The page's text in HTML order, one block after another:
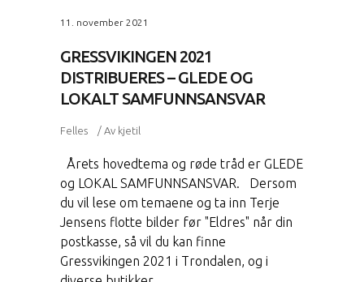
11. november 2021
GRESSVIKINGEN 2021
DISTRIBUERES – GLEDE OG
LOKALT SAMFUNNSANSVAR
Felles Av kjetil
Årets hovedtema og røde tråd er GLEDE
og LOKAL SAMFUNNSANSVAR. Dersom
du vil lese om temaene og ta inn Terje
Jensens flotte bilder før "Eldres" når din
postkasse, så vil du kan finne
Gressvikingen 2021 i Trondalen, og i